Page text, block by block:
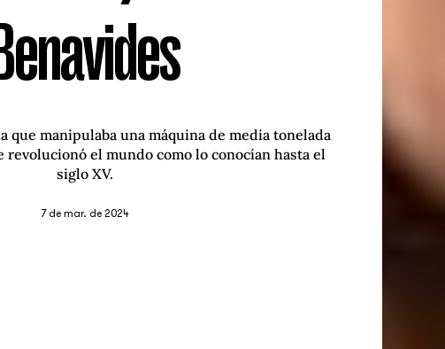
Benavides
que manipulaba una máquina de media tonelada
revolucionó el mundo como lo conocían hasta el
siglo XV.
7 de mar. de 2024